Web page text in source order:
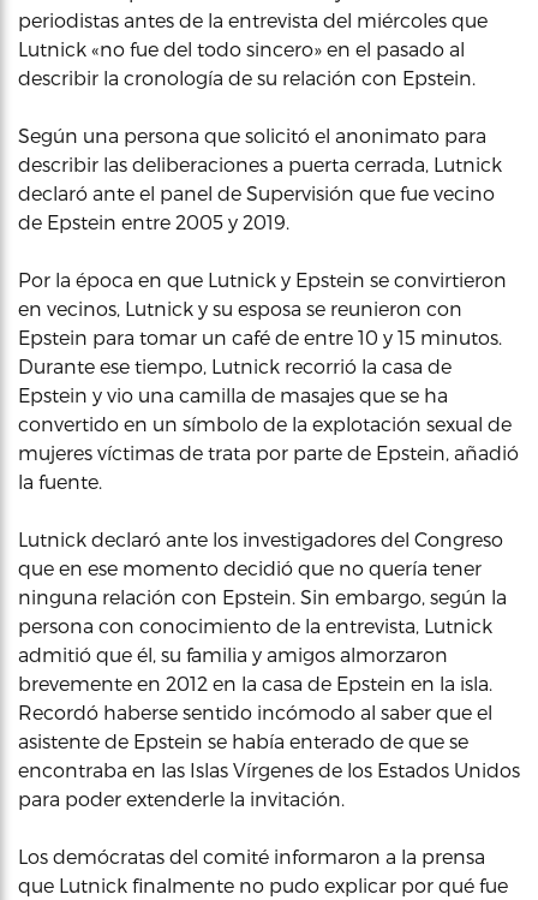
periodistas antes de la entrevista del miércoles que
Lutnick «no fue del todo sincero» en el pasado al
describir la cronología de su relación con Epstein.
Según una persona que solicitó el anonimato para
describir las deliberaciones a puerta cerrada, Lutnick
declaró ante el panel de Supervisión que fue vecino
de Epstein entre 2005 y 2019.
Por la época en que Lutnick y Epstein se convirtieron
en vecinos, Lutnick y su esposa se reunieron con
Epstein para tomar un café de entre 10 y 15 minutos.
Durante ese tiempo, Lutnick recorrió la casa de
Epstein y vio una camilla de masajes que se ha
convertido en un símbolo de la explotación sexual de
mujeres víctimas de trata por parte de Epstein, añadió
la fuente.
Lutnick declaró ante los investigadores del Congreso
que en ese momento decidió que no quería tener
ninguna relación con Epstein. Sin embargo, según la
persona con conocimiento de la entrevista, Lutnick
admitió que él, su familia y amigos almorzaron
brevemente en 2012 en la casa de Epstein en la isla.
Recordó haberse sentido incómodo al saber que el
asistente de Epstein se había enterado de que se
encontraba en las Islas Vírgenes de los Estados Unidos
para poder extenderle la invitación.
Los demócratas del comité informaron a la prensa
que Lutnick finalmente no pudo explicar por qué fue